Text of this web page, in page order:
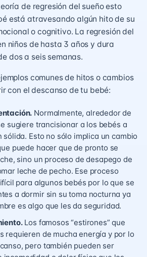
de regresión del sueñoesto
está atravesando algún hito de su
o cognitivo. La regresión del
niños de hasta 3 años y dura
dos a seis semanas.
comunes de hitos o cambios
con el descanso de tu bebé:
Normalmente, alrededor de
sugiere trancisionar a los bebés a
sólida. Esto no sólo implica un cambio
puede hacer que de pronto se
sino un proceso de desapego de
leche de pecho. Ese proceso
para algunos bebés por lo que se
a dormir sin su toma nocturna ya
es algo que les da seguridad.
Los famosos “estirones” que
requieren de mucha energía y por lo
pero también pueden ser